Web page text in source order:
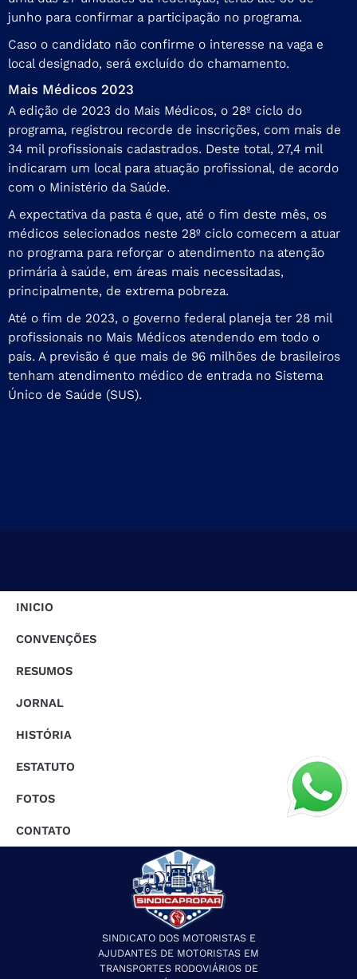
junho para confirmar a participação no programa.
Caso o candidato não confirme o interesse na vaga e
local designado, será excluído do chamamento.
Mais Médicos 2023
A edição de 2023 do Mais Médicos, o 28º ciclo do
programa, registrou recorde de inscrições, com mais de
34 mil profissionais cadastrados. Deste total, 27,4 mil
indicaram um local para atuação profissional, de acordo
com o Ministério da Saúde.
A expectativa da pasta é que, até o fim deste mês, os
médicos selecionados neste 28º ciclo comecem a atuar
no programa para reforçar o atendimento na atenção
primária à saúde, em áreas mais necessitadas,
principalmente, de extrema pobreza.
Até o fim de 2023, o governo federal planeja ter 28 mil
profissionais no Mais Médicos atendendo em todo o
país. A previsão é que mais de 96 milhões de brasileiros
tenham atendimento médico de entrada no Sistema
Único de Saúde (SUS).
INICIO
CONVENÇÕES
RESUMOS
JORNAL
HISTÓRIA
ESTATUTO
FOTOS
CONTATO
SINDICATO DOS MOTORISTAS E
AJUDANTES DE MOTORISTAS EM
TRANSPORTES RODOVIÁRIOS DE